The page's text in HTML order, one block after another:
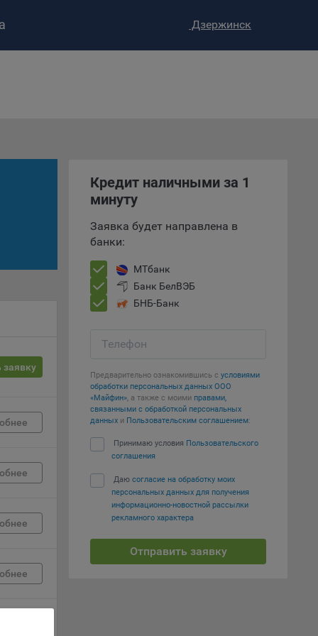
если
Дзержинск
заявку
Кредит наличными за 1
минуту
Заявка будет направлена в
банки:
МТбанк
Банк БелВЭБ
БНБ-Банк
Телефон
Предварительно ознакомившись с условиями
обработки персональных данных ООО
«Майфин», а также с моими правами,
связанными с обработкой персональных
данных и Пользовательским соглашением:
Принимаю условия Пользовательского
соглашения
Даю согласие на обработку моих
персональных данных для получения
информационно-новостной рассылки
рекламного характера
Отправить заявку